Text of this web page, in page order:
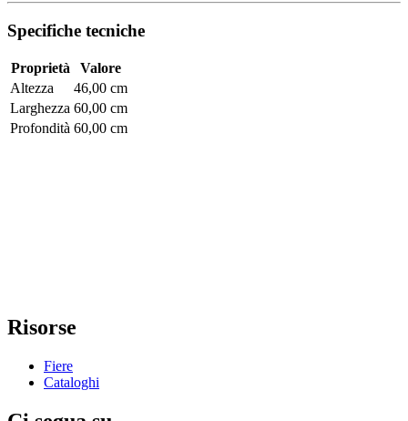
Specifiche tecniche
Proprietà
Valore
Altezza
46,00 cm
Larghezza 60,00 cm
Profondità 60,00 cm
Risorse
Fiere
Cataloghi